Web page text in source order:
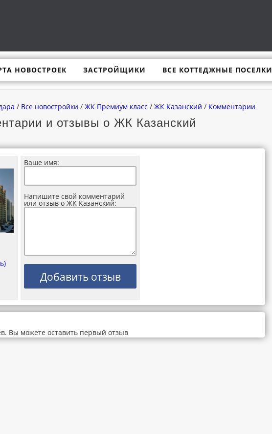
НОВОСТРОЕК ЗАСТРОЙЩИКИ ВСЕ КОТТЕДЖНЫЕ ПОСЕЛКИ
/ Все новостройки / ЖК Премиум класс / ЖК Казанский / Комментарии
и отзывы о ЖК Казанский
Ваше имя:
Напишите свой комментарий
или отзыв о ЖК Казанский:
Вы можете оставить первый отзыв